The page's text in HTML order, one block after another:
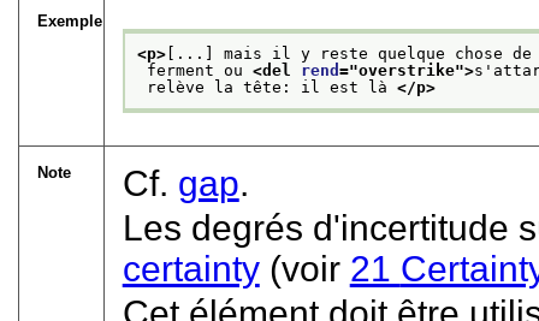
Exemple
<p>[...] mais il y reste quelque chose
ferment ou <del rend ="overstrike">
relève la tête: il est là </p>
Note Cf. gap.
Les degrés d'incertitude
certainty(voir 21
Cet élément doit être